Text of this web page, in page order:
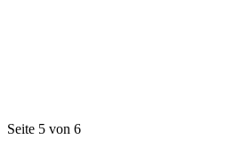
Seite 5 von 6